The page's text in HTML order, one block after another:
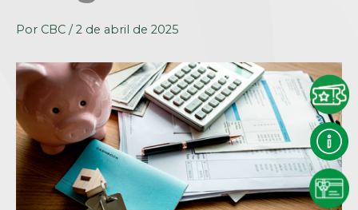
Por CBC /2 de abril de 2025